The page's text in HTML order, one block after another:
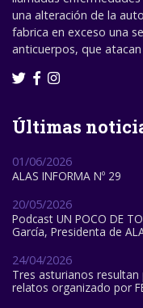
una alteración de la
fabrica en exceso una
anticuerpos, que
Últimas
01/06/2026
ALAS INFORMA Nº 29
20/05/2026
Podcast UN POCO DE
García, Presidenta de
24/04/2026
Tres asturianos
relatos organizado por